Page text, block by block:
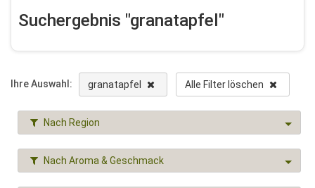
Suchergebnis "granatapfel"
Ihre Auswahl: granatapfel Alle Filter löschen
Nach Region
Nach Aroma & Geschmack